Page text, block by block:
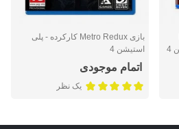
بازی Metro Redux کارکرده - پلی
استیشن 4
اتمام موجودی
یک نظر